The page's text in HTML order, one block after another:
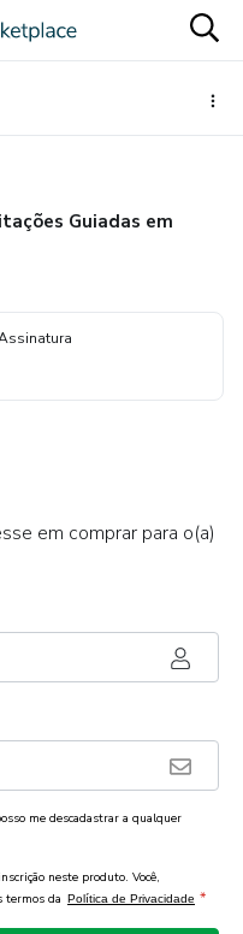
Guiadas em
em comprar para o(a)
me descadastrar a qualquer
neste produto. Você,
termos da Política de Privacidade *